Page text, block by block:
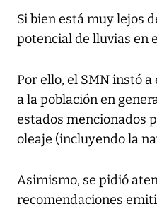
Si bien está muy lejos
potencial de lluvias en
Por ello, el SMN instó
a la población en
estados mencionados
oleaje (incluyendo la
Asimismo, se pidió
recomendaciones